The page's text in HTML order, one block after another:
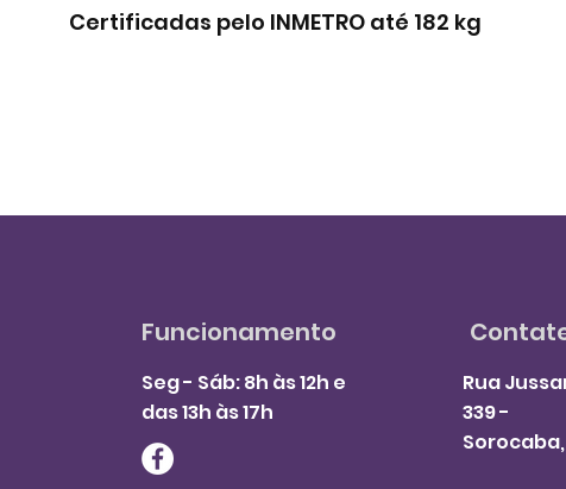
Certificadas pelo INMETRO até 182 kg
Funcionamento
Seg - Sáb: 8h às 12h e
das 13h às 17h
Rua
339 -
Sorocaba,